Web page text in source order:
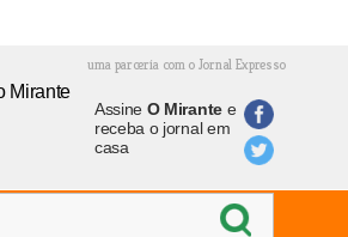
uma parceria com o Jornal Expresso
Assine O Mirantee
receba o jornal em
casa